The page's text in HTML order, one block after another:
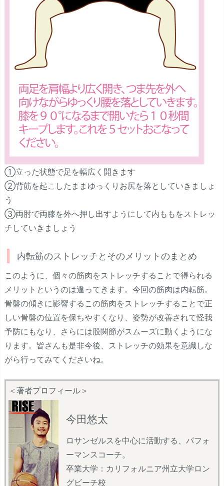
①立った状態で足を幅広く開きます
②背筋を起こしたままゆっくりお尻を落としていきましょ
う
③両肘で両膝を外へ押し出すようにして内ももをストレッ
チしていきましょう
内転筋のストレッチとそのメリットのまとめ
このように、個々の筋肉をストレッチすることで得られる
メリットというのは違ってきます。今回の筋肉は内転筋。
骨盤の傾きに影響するこの筋肉をストレッチすることで正
しい骨盤の位置を保ちやすくなり、姿勢が改善されて怪我
予防にもなり、さらには股関節がスムーズに動くようにな
ります。皆さんも是非今後、ストレッチの効果を意識しな
がら行ってみてくださいね。
＜著者プロフィール＞
今田悠太
ロサンゼルスを中心に活動する、パフォ
ーマンスコーチ。
卒業大学：カリフォルニア州立大学ロン
グビーチ校